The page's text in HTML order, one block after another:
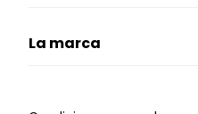
La marca